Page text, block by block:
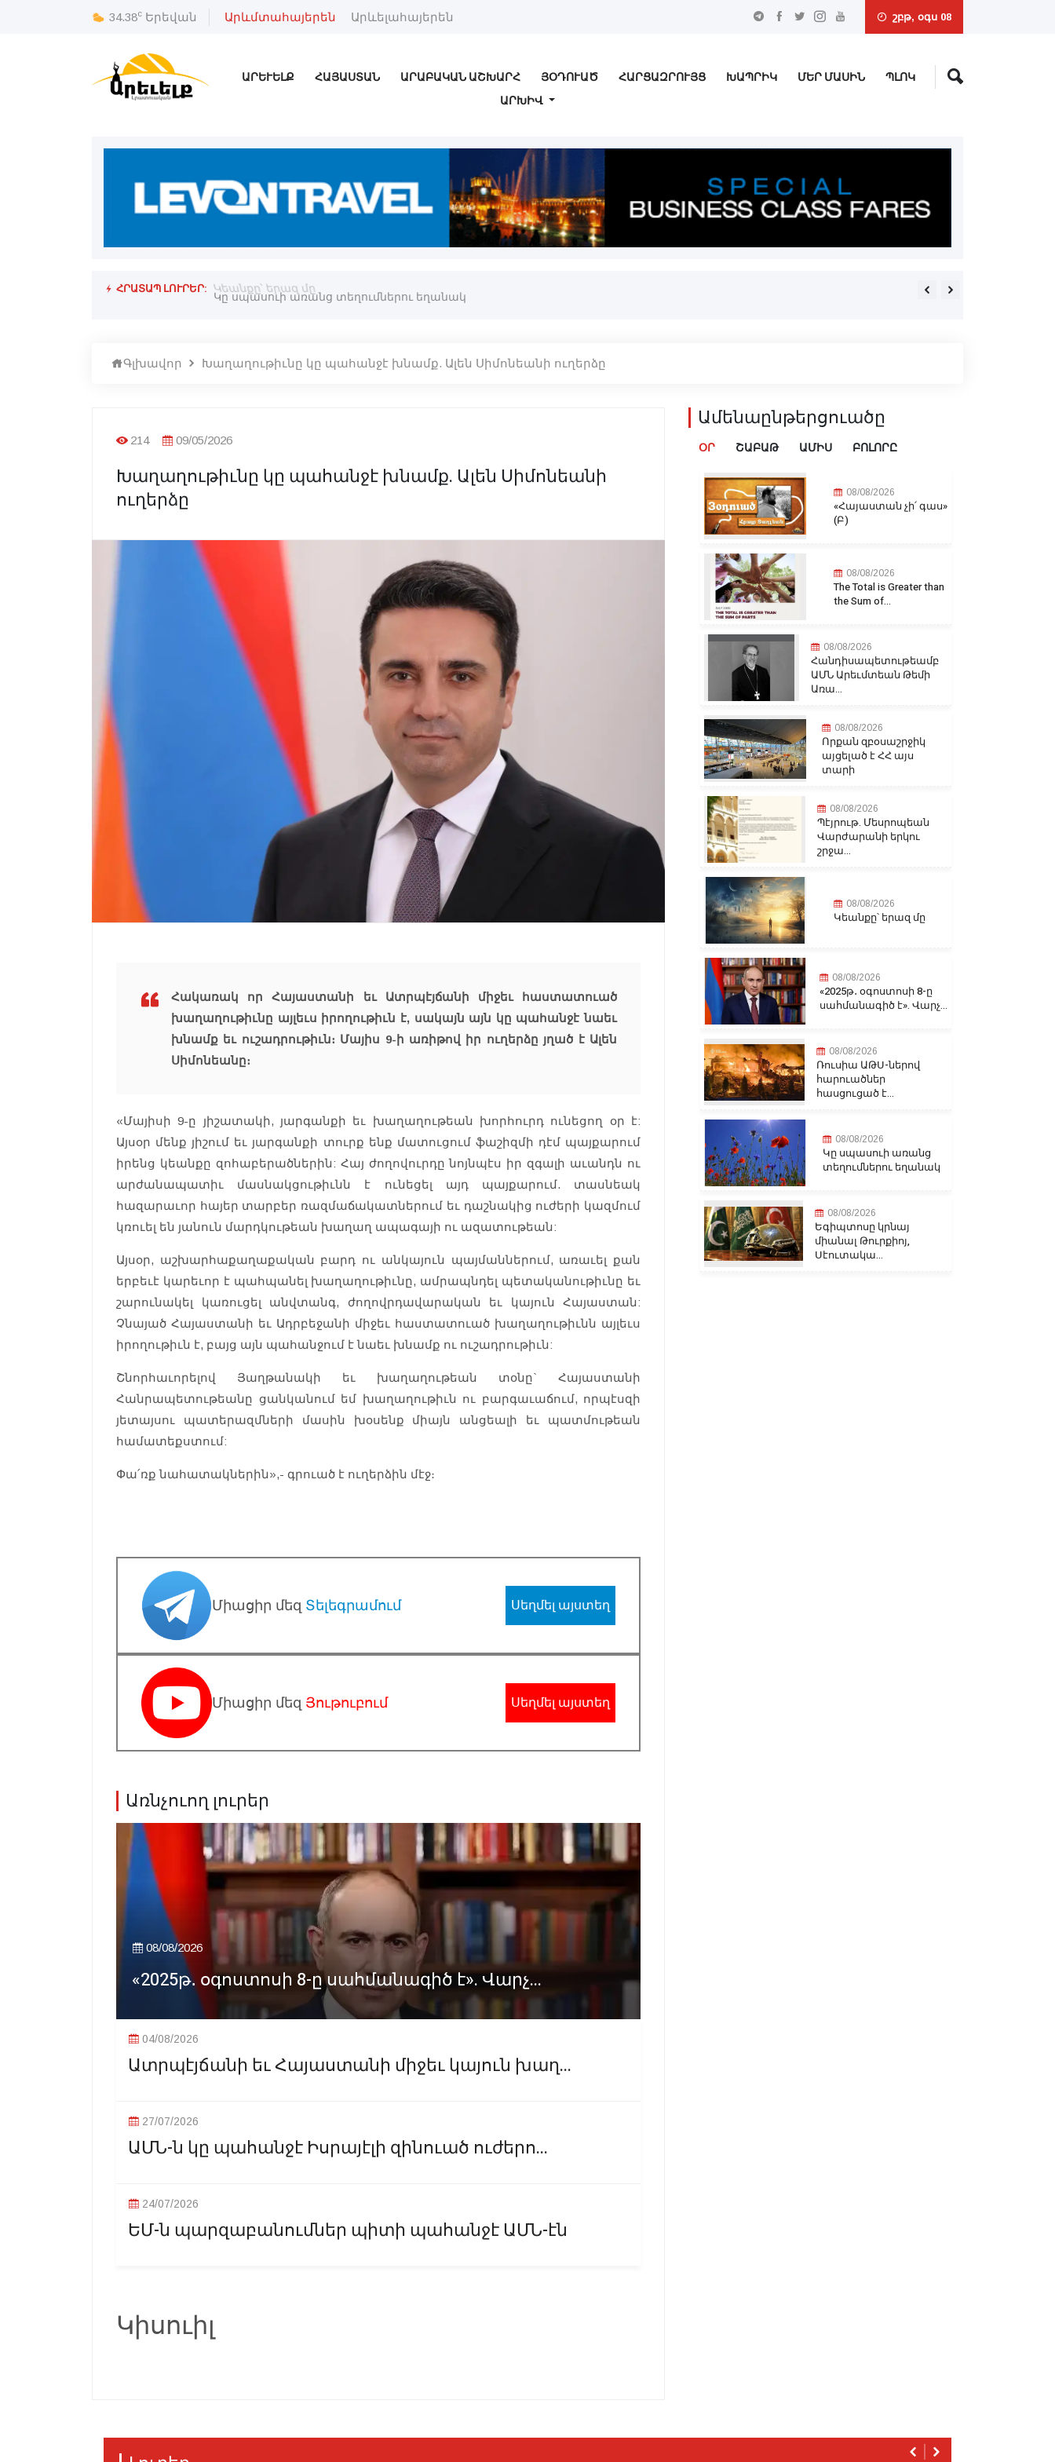
34.38c Երեվան Արևմտահայերեն Արևելահայերեն շբթ, օգս 08
ԱՐԵՒԵԼՔ ՀԱՅԱՍՏԱՆ ԱՐԱԲԱԿԱՆ ԱՇԽԱՐՀ ՅՕԴՈՒԱԾ ՀԱՐՑԱԶՐՈՒՅՑ ԽԱՊՐԻԿ ՄԵՐ ՄԱՍԻՆ
ՊԼՈԿ
ԱՐԽԻՎ
ՀՐԱՏԱՊ ԼՈՒՐԵՐ: Կեանքը՝ երազ մը
Հանդիսապետութեամբ
Գլխավոր Խաղաղութիւնը կը պահանջէ խնամք. Ալեն Սիմոնեանի ուղերձը
214 09/05/2026
Խաղաղութիւնը կը պահանջէ խնամք. Ալեն Սիմոնեանի
ուղերձը
Հակառակ որ Հայաստանի եւ Ատրպէյճանի միջեւ հաստատուած
խաղաղութիւնը այլեւս իրողութիւն է, սակայն այն կը պահանջէ նաեւ
խնամք եւ ուշադրութիւն։ Մայիս 9-ի առիթով իր ուղերձը յղած է Ալեն
Սիմոնեանը։
«Մայիսի 9-ը յիշատակի, յարգանքի եւ խաղաղութեան խորհուրդ ունեցող օր է:
Այսօր մենք յիշում եւ յարգանքի տուրք ենք մատուցում ֆաշիզմի դէմ պայքարում
իրենց կեանքը զոհաբերածներին: Հայ ժողովուրդը նոյնպէս իր զգալի աւանդն ու
արժանապատիւ մասնակցութիւնն է ունեցել այդ պայքարում. տասնեակ
հազարաւոր հայեր տարբեր ռազմաճակատներում եւ դաշնակից ուժերի կազմում
կռուել են յանուն մարդկութեան խաղաղ ապագայի ու ազատութեան:
Այսօր, աշխարհաքաղաքական բարդ ու անկայուն պայմաններում, առաւել քան
երբեւէ կարեւոր է պահպանել խաղաղութիւնը, ամրապնդել պետականութիւնը եւ
շարունակել կառուցել անվտանգ, ժողովրդավարական եւ կայուն Հայաստան:
Չնայած Հայաստանի եւ Ադրբեջանի միջեւ հաստատուած խաղաղութիւնն այլեւս
իրողութիւն է, բայց այն պահանջում է նաեւ խնամք ու ուշադրութիւն:
Շնորհաւորելով Յաղթանակի եւ խաղաղութեան տօնը` Հայաստանի
Հանրապետութեանը ցանկանում եմ խաղաղութիւն ու բարգաւաճում, որպէսզի
յետայսու պատերազմների մասին խօսենք միայն անցեալի եւ պատմութեան
համատեքստում:
Փա՛ռք նահատակներին»,- գրուած է ուղերձին մէջ։
Միացիր մեզ Տելեգրամում Սեղմել այստեղ
Միացիր մեզ Յութուբում Սեղմել այստեղ
Առնչուող լուրեր
08/08/2026
«2025թ․ օգոստոսի 8-ը սահմանագիծ է». Վարչ...
04/08/2026
Ատրպէյճանի եւ Հայաստանի միջեւ կայուն խաղ...
27/07/2026
ԱՄՆ-ն կը պահանջէ Իսրայէլի զինուած ուժերո...
24/07/2026
ԵՄ-ն պարզաբանումներ պիտի պահանջէ ԱՄՆ-էն
Կիսուիլ
Ամենաընթերցուածը
ՕՐ ՇԱԲԱԹ ԱՄԻՍ ԲՈԼՈՐԸ
08/08/2026
«Հայաստան չի՛ գաս»
(Բ)
08/08/2026
The Total is Greater than
the Sum of...
08/08/2026
Հանդիսապետութեամբ
ԱՄՆ Արեւմտեան Թեմի
Առա...
08/08/2026
Որքան զբօսաշրջիկ
այցելած է ՀՀ այս
տարի
08/08/2026
Պէյրութ. Մեսրոպեան
Վարժարանի երկու
շրջա...
08/08/2026
Կեանքը՝ երազ մը
08/08/2026
«2025թ․ օգոստոսի 8-ը
սահմանագիծ է». Վարչ...
08/08/2026
Ռուսիա ԱԹՍ-ներով
հարուածներ
հասցուցած է...
08/08/2026
Կը սպասուի առանց
տեղումներու եղանակ
08/08/2026
Եգիպտոսը կրնայ
միանալ Թուրքիոյ,
Սէուտակա...